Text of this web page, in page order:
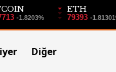
-1.8203%
ETH
79393 -
Diğer